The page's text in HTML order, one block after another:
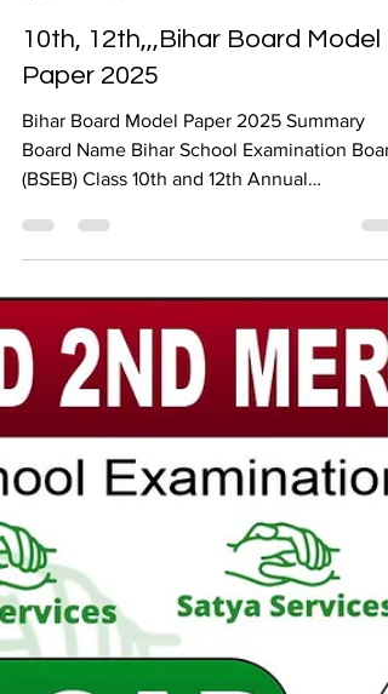
VINOD KUMAR
Dec 10, 2024
3 min read
10th, 12th,,,Bihar Board Model
Board Name Bihar School Examination
(BSEB) Class 10th and 12th Annual
Examination Year 2025...